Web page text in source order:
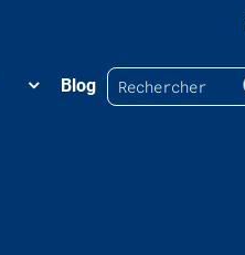
Blog Rechercher :